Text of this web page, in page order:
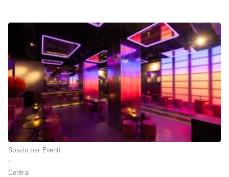
Fiera/festival
Galleria d'arte
Hall
Imbarcazione
Magazzino
Negozio in centro commerciale
Ristorante/bar/caffè
Spazio per Eventi
∙
Central